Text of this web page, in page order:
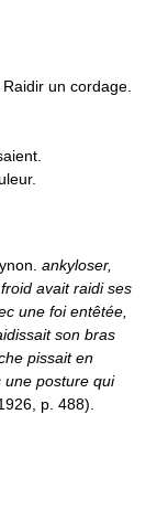
un cordage.
ankyloser,
avait raidi ses
une foi entêtée,
son bras
pissait en
une posture qui
p. 488).